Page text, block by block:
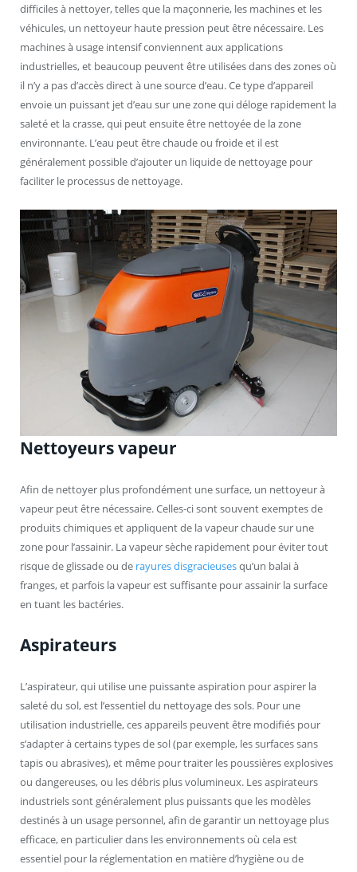
difficiles à nettoyer, telles que la maçonnerie, les machines et les
véhicules, un nettoyeur haute pression peut être nécessaire. Les
machines à usage intensif conviennent aux applications
industrielles, et beaucoup peuvent être utilisées dans des zones où
il n’y a pas d’accès direct à une source d’eau. Ce type d’appareil
envoie un puissant jet d’eau sur une zone qui déloge rapidement la
saleté et la crasse, qui peut ensuite être nettoyée de la zone
environnante. L’eau peut être chaude ou froide et il est
généralement possible d’ajouter un liquide de nettoyage pour
faciliter le processus de nettoyage.
Nettoyeurs vapeur
Afin de nettoyer plus profondément une surface, un nettoyeur à
vapeur peut être nécessaire. Celles-ci sont souvent exemptes de
produits chimiques et appliquent de la vapeur chaude sur une
zone pour l’assainir. La vapeur sèche rapidement pour éviter tout
risque de glissade ou de rayures disgracieusesqu’un balai à
franges, et parfois la vapeur est suffisante pour assainir la surface
en tuant les bactéries.
Aspirateurs
L’aspirateur, qui utilise une puissante aspiration pour aspirer la
saleté du sol, est l’essentiel du nettoyage des sols. Pour une
utilisation industrielle, ces appareils peuvent être modifiés pour
s’adapter à certains types de sol (par exemple, les surfaces sans
tapis ou abrasives), et même pour traiter les poussières explosives
ou dangereuses, ou les débris plus volumineux. Les aspirateurs
industriels sont généralement plus puissants que les modèles
destinés à un usage personnel, afin de garantir un nettoyage plus
efficace, en particulier dans les environnements où cela est
essentiel pour la réglementation en matière d’hygiène ou de